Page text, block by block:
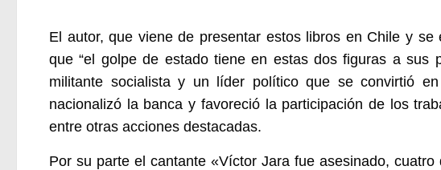
El autor, que viene de presentar estos libros en Chile y
que “el golpe de estado tiene en estas dos figuras a sus
militante socialista y un líder político que se convirtió
nacionalizó la banca y favoreció la participación de los
entre otras acciones destacadas.
Por su parte el cantante «Víctor Jara fue asesinado,